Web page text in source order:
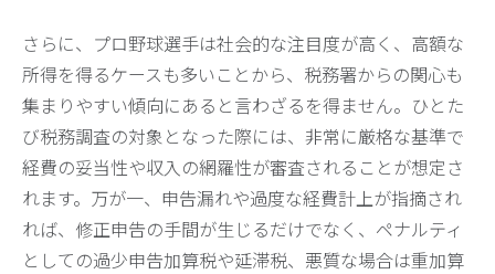
さらに、プロ野球選手は社会的な注目度が高く、高額な
所得を得るケースも多いことから、税務署からの関心も
集まりやすい傾向にあると言わざるを得ません。ひとた
び税務調査の対象となった際には、非常に厳格な基準で
経費の妥当性や収入の網羅性が審査されることが想定さ
れます。万が一、申告漏れや過度な経費計上が指摘され
れば、修正申告の手間が生じるだけでなく、ペナルティ
としての過少申告加算税や延滞税、悪質な場合は重加算